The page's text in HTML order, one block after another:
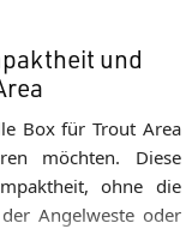
und
Box für Trout Area
möchten. Diese
ohne die
Angelweste oder